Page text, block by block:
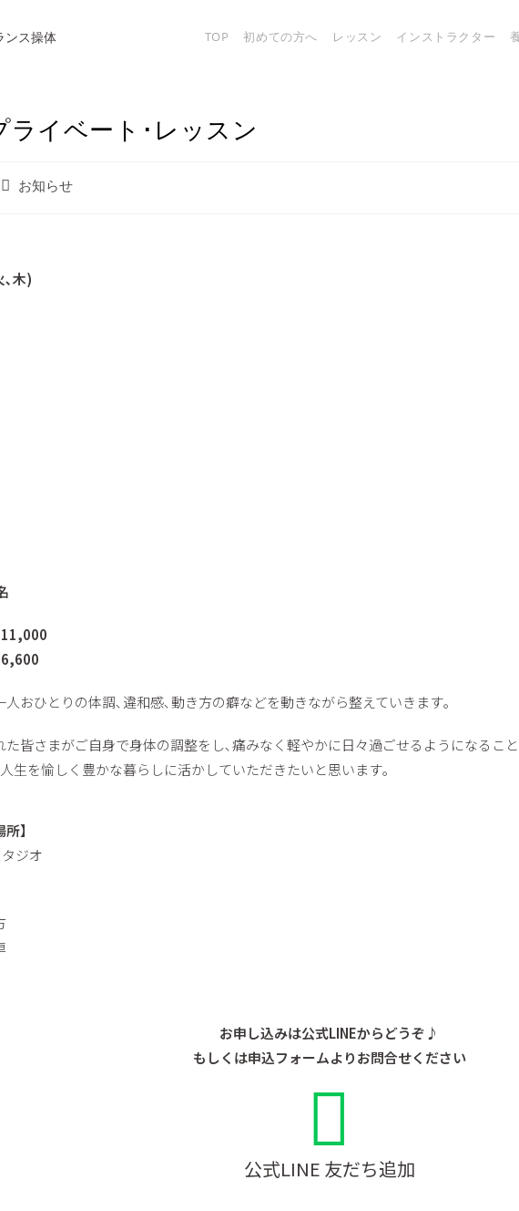
TOP 初めての方へ レッスン インストラクター
ライベート･レッスン
お知らせ
､木)
11,000
6,600
おひとりの体調､違和感､動き方の癖などを動きながら整えていきます｡
た皆さまがご自身で身体の調整をし､痛みなく軽やかに日々過ごせるようになるこ
生を愉しく豊かな暮らしに活かしていただきたいと思います｡
】
タジオ
お申し込みは公式LINEからどうぞ♪
もしくは申込フォームよりお問合せください
公式LINE 友だち追加